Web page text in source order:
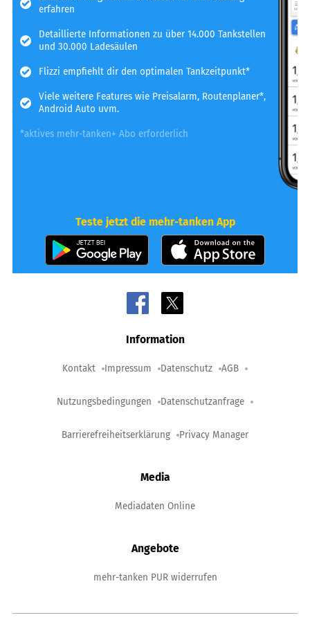
erfahren
Detaillierte Informationen zu über 14.000 Tankstellen
und 30.000 Ladesäulen
Flizzi empfiehlt dir den optimalen Tankzeitpunkt*
Viele weitere Features wie Preisalarm, Routenplaner*,
Android Auto uvm.
*aktives mehr-tanken+ Abo erforderlich
Teste jetzt die mehr-tanken App
Information
Kontakt Impressum Datenschutz AGB
Nutzungsbedingungen Datenschutzanfrage
Barrierefreiheitserklärung Privacy Manager
Media
Mediadaten Online
Angebote
mehr-tanken PUR widerrufen